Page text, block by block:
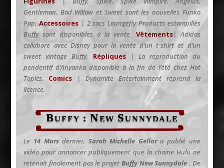
Gentleman, Bad Willow et Sweet sont les nouvelles Funko
Pop.Accessoires | 2 sacs Loungefly Products estampillés
Buffy sont disponibles à la vente. Vêtements| Adidas
collabore avec Disney pour la vente d’un t-shirt et d’un
sweet vintage Buffy. Répliques
| La reproduction du
pendentif d’Anyanka disponible à la fin de l’été chez Hot
Topics. Comics
| Dynamite Entertainment reprend la
licence.
Buffy : New Sunnydale
Le 14 Marsdernier, Sarah Michelle Gellara publié une
vidéo pour annoncer publiquement que la chaine Hulu ne
retenaitfinalement pas le projet Buffy New Sunnydale . De